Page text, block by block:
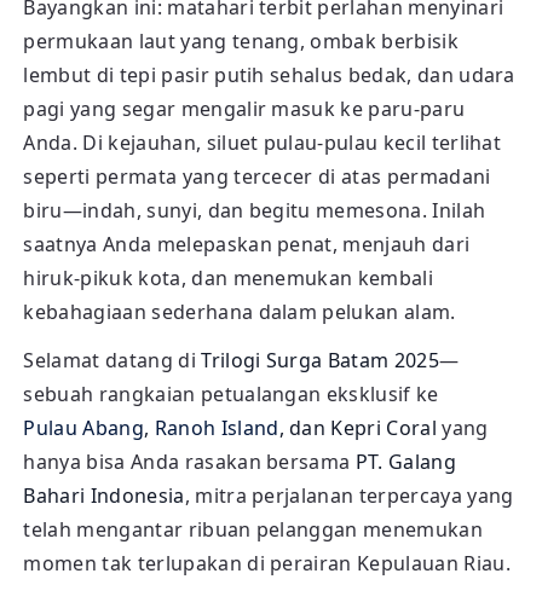
Bayangkan ini: matahari terbit perlahan menyinari
permukaan laut yang tenang, ombak berbisik
lembut di tepi pasir putih sehalus bedak, dan udara
pagi yang segar mengalir masuk ke paru-paru
Anda. Di kejauhan, siluet pulau-pulau kecil terlihat
seperti permata yang tercecer di atas permadani
biru—indah, sunyi, dan begitu memesona. Inilah
saatnya Anda melepaskan penat, menjauh dari
hiruk-pikuk kota, dan menemukan kembali
kebahagiaan sederhana dalam pelukan alam.
Selamat datang diTrilogi Surga Batam 2025—
sebuah rangkaian petualangan eksklusif ke
Pulau Abang, Ranoh Island, dan Kepri Coral yang
hanya bisa Anda rasakan bersama PT. Galang
Bahari Indonesia, mitra perjalanan terpercaya yang
telah mengantar ribuan pelanggan menemukan
momen tak terlupakan di perairan Kepulauan Riau.